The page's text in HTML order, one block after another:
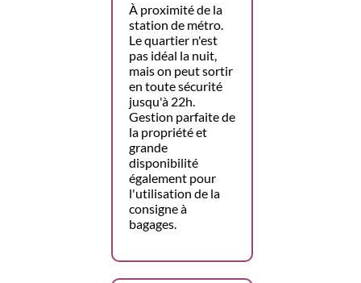
À proximité de la
station de métro.
Le quartier n'est
pas idéal la nuit,
mais on peut sortir
en toute sécurité
jusqu'à 22h.
Gestion parfaite de
la propriété et
grande
disponibilité
également pour
l'utilisation de la
consigne à
bagages.